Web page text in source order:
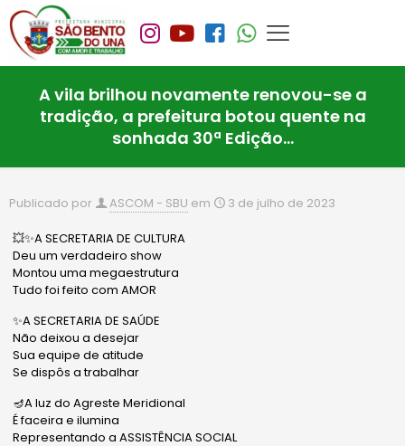
A vila brilhou novamente renovou-se a
tradição, a prefeitura botou quente na
sonhada 30ª Edição…
Publicado por ASCOM - SBU em 3 de julho de 2023
💥✨A SECRETARIA DE CULTURA
Deu um verdadeiro show
Montou uma megaestrutura
Tudo foi feito com AMOR
✨A SECRETARIA DE SAÚDE
Não deixou a desejar
Sua equipe de atitude
Se dispôs a trabalhar
🪔A luz do Agreste Meridional
É faceira e ilumina
Representando a ASSISTÊNCIA SOCIAL